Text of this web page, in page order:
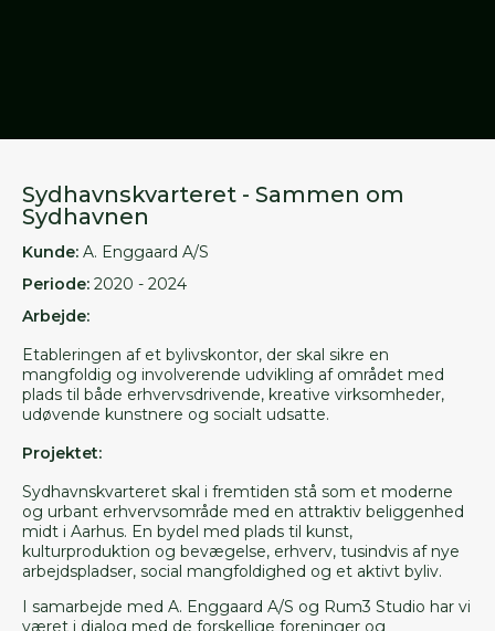
Sydhavnskvarteret - Sammen om
Sydhavnen
Kunde: A. Enggaard A/S
Periode: 2020 - 2024
Arbejde:
Etableringen af et bylivskontor, der skal sikre en
mangfoldig og involverende udvikling af området med
plads til både erhvervsdrivende, kreative virksomheder,
udøvende kunstnere og socialt udsatte.
Projektet:
Sydhavnskvarteret skal i fremtiden stå som et moderne
og urbant erhvervsområde med en attraktiv beliggenhed
midt i Aarhus. En bydel med plads til kunst,
kulturproduktion og bevægelse, erhverv, tusindvis af nye
arbejdspladser, social mangfoldighed og et aktivt byliv.
I samarbejde med A. Enggaard A/S og Rum3 Studio har vi
været i dialog med de forskellige foreninger og